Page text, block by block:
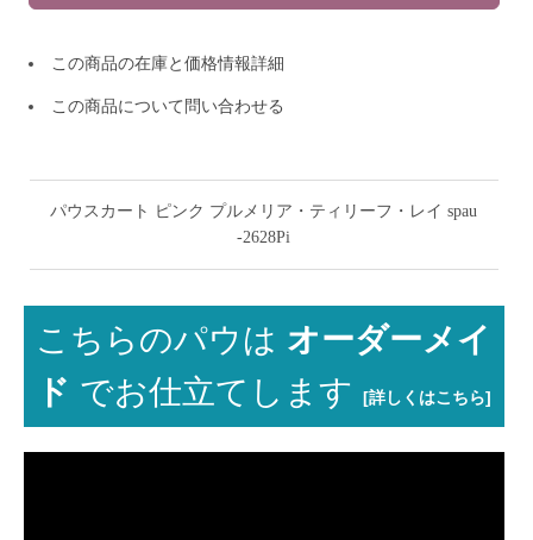
この商品の在庫と価格情報詳細
この商品について問い合わせる
パウスカート ピンク プルメリア・ティリーフ・レイ spau
-2628Pi
こちらのパウは オーダーメイ
ド でお仕立てします[詳しくはこちら]